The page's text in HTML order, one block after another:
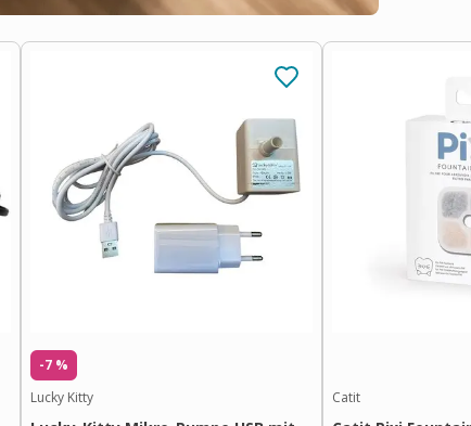
-7 %
Lucky Kitty
Catit